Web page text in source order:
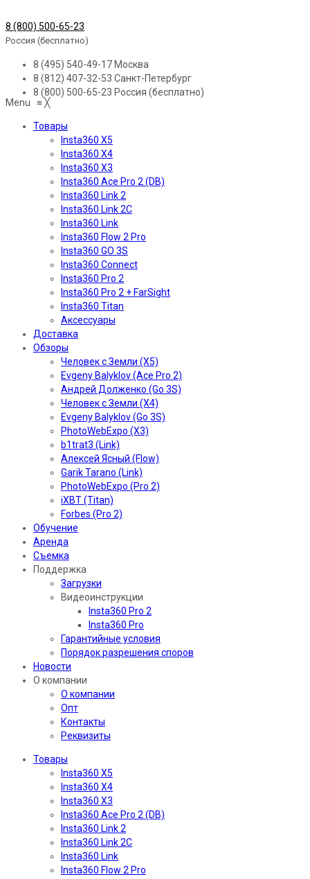
8 (800) 500-65-23
Россия (бесплатно)
8 (495) 540-49-17 Москва
8 (812) 407-32-53 Санкт-Петербург
8 (800) 500-65-23 Россия (бесплатно)
Menu ≡╳
Товары
Insta360 X5
Insta360 X4
Insta360 X3
Insta360 Ace Pro 2 (DB)
Insta360 Link 2
Insta360 Link 2C
Insta360 Link
Insta360 Flow 2 Pro
Insta360 GO 3S
Insta360 Connect
Insta360 Pro 2
Insta360 Pro 2 + FarSight
Insta360 Titan
Аксессуары
Доставка
Обзоры
Человек с Земли (X5)
Evgeny Balyklov (Ace Pro 2)
Андрей Долженко (Go 3S)
Человек с Земли (X4)
Evgeny Balyklov (Go 3S)
PhotoWebExpo (X3)
b1trat3 (Link)
Алексей Ясный (Flow)
Garik Tarano (Link)
PhotoWebExpo (Pro 2)
iXBT (Titan)
Forbes (Pro 2)
Обучение
Аренда
Съемка
Поддержка
Загрузки
Видеоинструкции
Insta360 Pro 2
Insta360 Pro
Гарантийные условия
Порядок разрешения споров
Новости
О компании
О компании
Опт
Контакты
Реквизиты
Товары
Insta360 X5
Insta360 X4
Insta360 X3
Insta360 Ace Pro 2 (DB)
Insta360 Link 2
Insta360 Link 2C
Insta360 Link
Insta360 Flow 2 Pro